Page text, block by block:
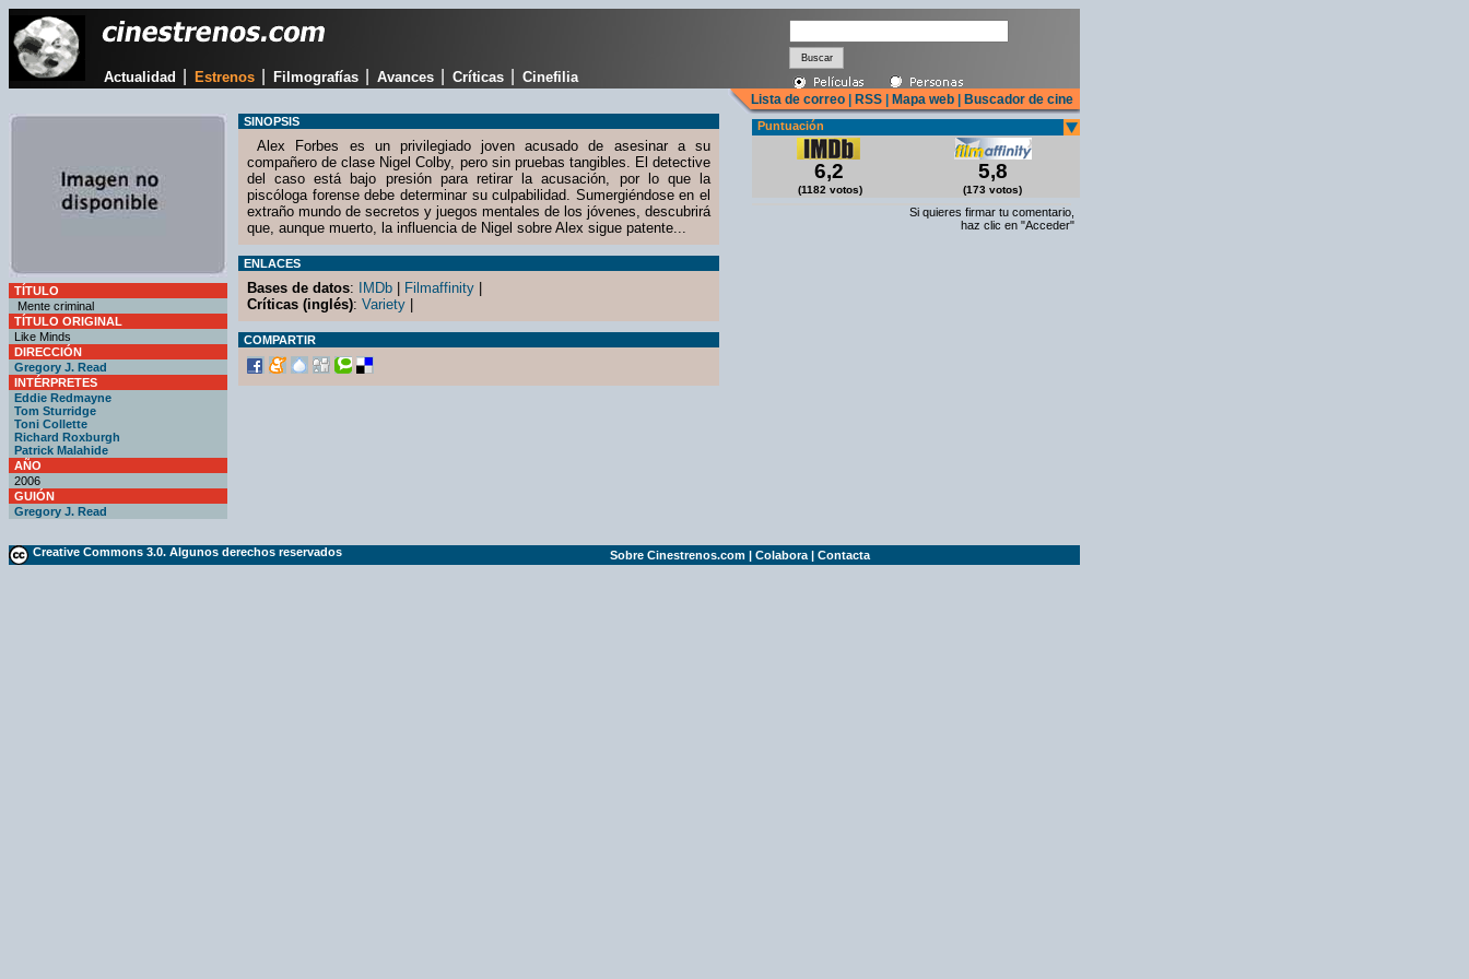
Actualidad Estrenos Filmografías Avances Críticas Cinefilia
Lista de correo RSS Mapa web Buscador de cine
TÍTULO
Mente criminal
TÍTULO ORIGINAL
Like Minds
DIRECCIÓN
Gregory J. Read
INTÉRPRETES
Eddie Redmayne
Tom Sturridge
Toni Collette
Richard Roxburgh
Patrick Malahide
AÑO
2006
GUIÓN
Gregory J. Read
SINOPSIS
Alex Forbes es un privilegiado joven acusado de asesinar a su
compañero de clase Nigel Colby, pero sin pruebas tangibles. El detective
del caso está bajo presión para retirar la acusación, por lo que la
piscóloga forense debe determinar su culpabilidad. Sumergiéndose en el
extraño mundo de secretos y juegos mentales de los jóvenes, descubrirá
que, aunque muerto, la influencia de Nigel sobre Alex sigue patente...
ENLACES
Bases de datos: IMDb Filmaffinity
Críticas (inglés): Variety
COMPARTIR
Puntuación
6,2
(1182 votos)
5,8
(173 votos)
Si quieres firmar tu comentario,
haz clic en "Acceder"
Creative Commons 3.0. Algunos derechos reservados Sobre Cinestrenos.com | Colabora | Contacta